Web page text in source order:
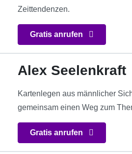
Zeittendenzen.
Gratis anrufen
Alex Seelenkraft
Kartenlegen aus männlicher
gemeinsam einen Weg zum
Gratis anrufen